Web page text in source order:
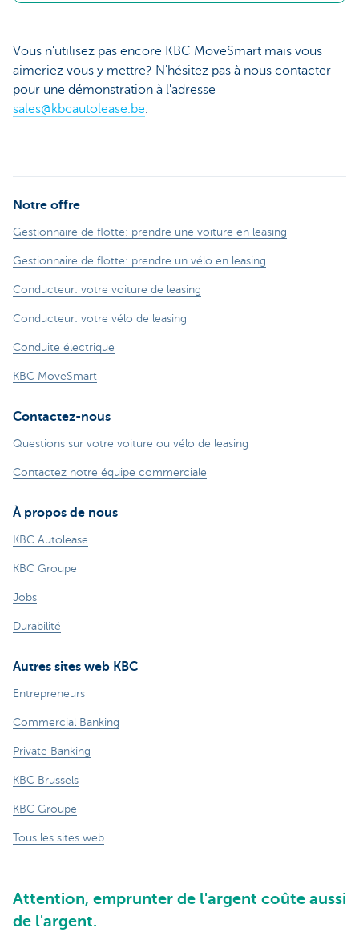
Vous n'utilisez pas encore KBC MoveSmart mais vous
aimeriez vous y mettre? N'hésitez pas à nous contacter
pour une démonstration à l'adresse
sales@kbcautolease.be
Notre offre
Gestionnaire de flotte: prendre une voiture en leasing
Gestionnaire de flotte: prendre un vélo en leasing
Conducteur: votre voiture de leasing
Conducteur: votre vélo de leasing
Conduite électrique
KBC MoveSmart
Contactez-nous
Questions sur votre voiture ou vélo de leasing
Contactez notre équipe commerciale
À propos de nous
KBC Autolease
KBC Groupe
Jobs
Durabilité
Autres sites web KBC
Entrepreneurs
Commercial Banking
Private Banking
KBC Brussels
KBC Groupe
Tous les sites web
Attention, emprunter de l'argent coûte aussi
de l'argent.